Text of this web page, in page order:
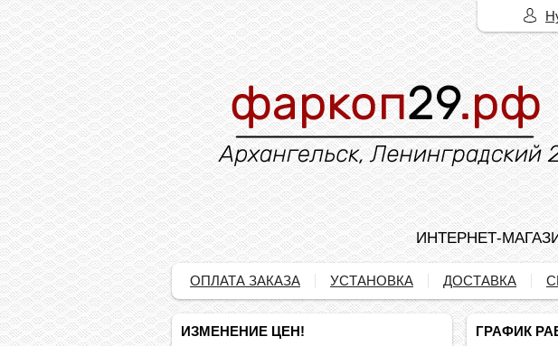
ИНТЕРНЕТ-
ОПЛАТА ЗАКАЗА УСТАНОВКА ДОСТАВКА
ИЗМЕНЕНИЕ ЦЕН! ГРАФИК